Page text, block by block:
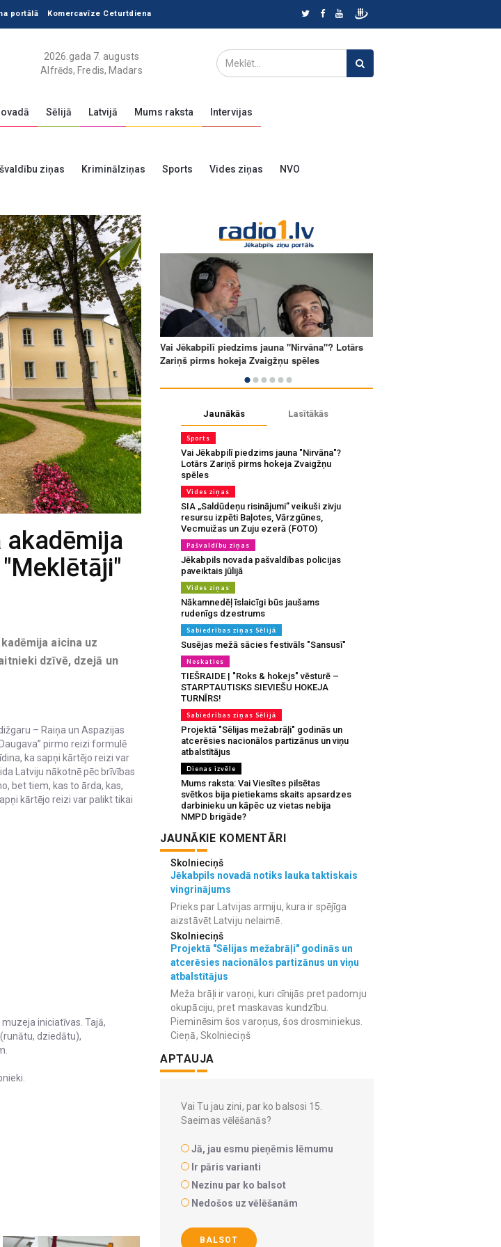
portālā Komercavīze Ceturtdiena
2026.gada 7. augusts
Alfrēds, Fredis, Madars
Sēlijā Latvijā Mums raksta Intervijas
ziņas Kriminālziņas Sports Vides ziņas NVO
akadēmija
aicina uz
dzīvē, dzejā un
– Raiņa un Aspazijas
pirmo reizi formulē
ka sapņi kārtējo reizi var
Latviju nākotnē pēc brīvības
bet tiem, kas to ārda, kas,
kārtējo reizi var palikt tikai
iniciatīvas. Tajā,
dziedātu),
Jaunākās Lasītākās
Sports
Vai Jēkabpilī piedzims jauna "Nirvāna"?
Lotārs Zariņš pirms hokeja Zvaigžņu
spēles
Vides ziņas
SIA „Saldūdeņu risinājumi” veikuši zivju
resursu izpēti Baļotes, Vārzgūnes,
Vecmuižas un Zuju ezerā (FOTO)
Pašvaldību ziņas
Jēkabpils novada pašvaldības policijas
paveiktais jūlijā
Vides ziņas
Nākamnedēļ īslaicīgi būs jaušams
rudenīgs dzestrums
Sabiedrības ziņas Sēlijā
Susējas mežā sācies festivāls "Sansusī"
Noskaties
TIEŠRAIDE | "Roks & hokejs" vēsturē –
STARPTAUTISKS SIEVIEŠU HOKEJA
TURNĪRS!
Sabiedrības ziņas Sēlijā
Projektā "Sēlijas mežabrāļi" godinās un
atcerēsies nacionālos partizānus un viņu
atbalstītājus
Dienas izvēle
Mums raksta: Vai Viesītes pilsētas
svētkos bija pietiekams skaits apsardzes
darbinieku un kāpēc uz vietas nebija
NMPD brigāde?
JAUNĀKIE KOMENTĀRI
Skolnieciņš
Jēkabpils novadā notiks lauka taktiskais
vingrinājums
Prieks par Latvijas armiju, kura ir spējīga
aizstāvēt Latviju nelaimē.
Skolnieciņš
Projektā "Sēlijas mežabrāļi" godinās un
atcerēsies nacionālos partizānus un viņu
atbalstītājus
Meža brāļi ir varoņi, kuri cīnijās pret padomju
okupāciju, pret maskavas kundzību.
Pieminēsim šos varoņus, šos drosminiekus.
Cieņā, Skolnieciņš
APTAUJA
Vai Tu jau zini, par ko balsosi 15.
Saeimas vēlēšanās?
Jā, jau esmu pieņēmis lēmumu
Ir pāris varianti
Nezinu par ko balsot
Nedošos uz vēlēšanām
BALSOT